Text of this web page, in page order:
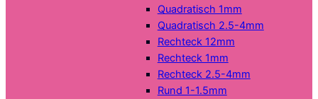
Quadratisch 1mm
Quadratisch 2.5-4mm
Rechteck 12mm
Rechteck 1mm
Rechteck 2.5-4mm
Rund 1-1.5mm